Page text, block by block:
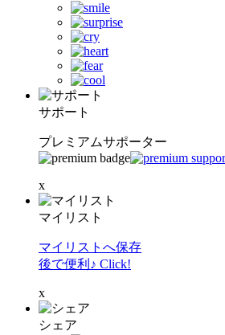
サポート
プレミアムサポーター
x
マイリスト
マイリストへ保存
後で便利♪ Click!
x
シェア